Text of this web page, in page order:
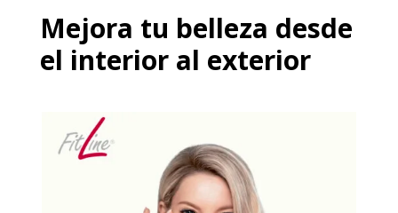
Mejora tu belleza desde
el interior al exterior